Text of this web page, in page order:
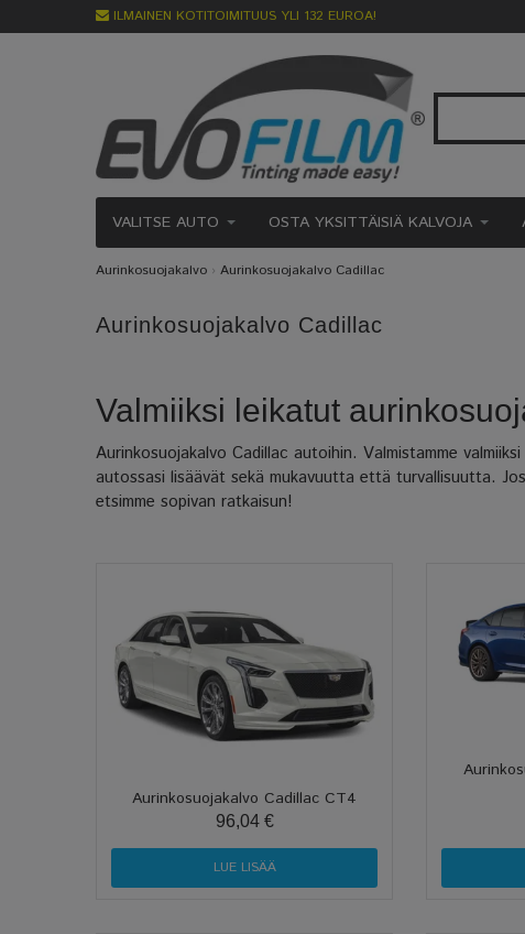
ILMAINEN KOTITOIMITUUS YLI 132 EUROA!
VALITSE AUTO OSTA YKSITTÄISIÄ KALVOJA
Aurinkosuojakalvo › Aurinkosuojakalvo Cadillac
Aurinkosuojakalvo Cadillac
Valmiiksi leikatut
Aurinkosuojakalvo Cadillac autoihin. Valmistamme
autossasi lisäävät sekä mukavuutta että turvallisuutta.
etsimme sopivan ratkaisun!
Aurinkosuojakalvo Cadillac CT4
96,04 €
LUE LISÄÄ